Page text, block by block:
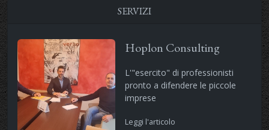
SERVIZI
Hoplon Consulting
L'"esercito" di professionisti
pronto a difendere le piccole
imprese
Leggi l'articolo